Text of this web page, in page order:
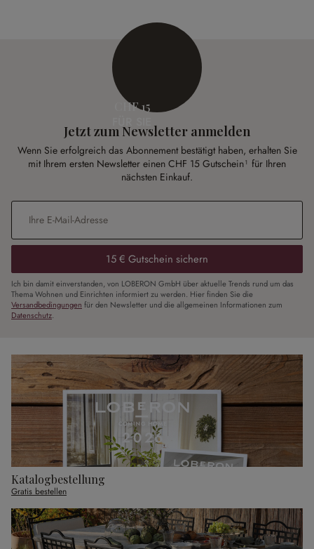
CHF 15
Jetzt zum Newsletter anmelden
Wenn Sie erfolgreich das Abonnement bestätigt haben, erhalten Sie
mit Ihrem ersten Newsletter einen CHF 15 Gutschein¹ für Ihren
nächsten Einkauf.
E-Mail-Adresse
15 € Gutschein sichern
Ich bin damit einverstanden, von LOBERON GmbH über aktuelle Trends rund um das
Thema Wohnen und Einrichten informiert zu werden. Hier finden Sie die
Versandbedingungen für den Newsletter und die allgemeinen Informationen zum
Datenschutz.
Katalogbestellung
Gratis bestellen